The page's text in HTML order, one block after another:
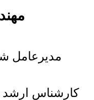
مدیرعامل
کارشناس